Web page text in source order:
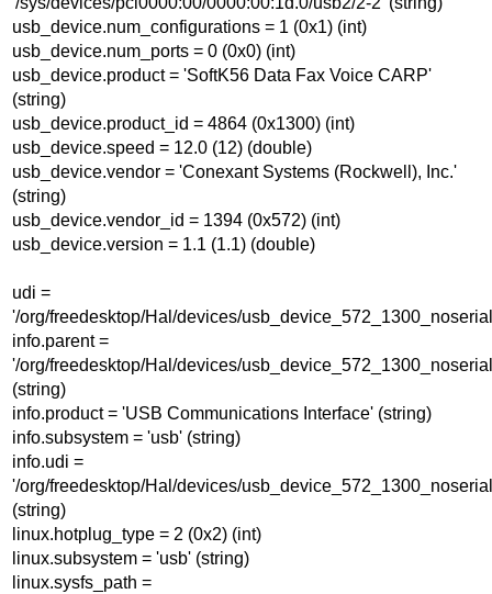
usb_device.num_configurations = 1 (0x1) (int)
usb_device.num_ports = 0 (0x0) (int)
usb_device.product = 'SoftK56 Data Fax Voice CARP'
(string)
usb_device.product_id = 4864 (0x1300) (int)
usb_device.speed = 12.0 (12) (double)
usb_device.vendor = 'Conexant Systems (Rockwell), Inc.'
(string)
usb_device.vendor_id = 1394 (0x572) (int)
usb_device.version = 1.1 (1.1) (double)
udi =
'/org/freedesktop/Hal/devices/
info.parent =
'/org/freedesktop/Hal/devices/
(string)
info.product = 'USB Communications Interface' (string)
info.subsystem = 'usb' (string)
info.udi =
'/org/freedesktop/Hal/devices/
(string)
linux.hotplug_type = 2 (0x2) (int)
linux.subsystem = 'usb' (string)
linux.sysfs_path =